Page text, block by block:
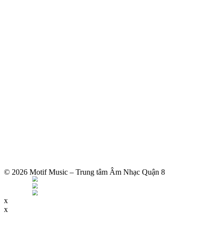
© 2026 Motif Music – Trung tâm Âm Nhạc Quận 8
x
x